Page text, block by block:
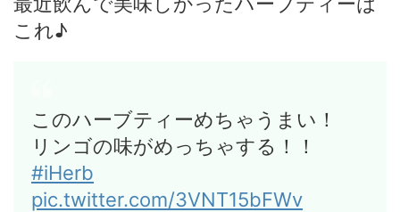
これ♪
このハーブティーめちゃうまい！
リンゴの味がめっちゃする！！
#iHerb
pic.twitter.com/3VNT15bFWv